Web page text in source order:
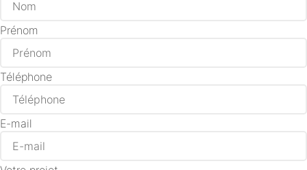
Prénom
Téléphone
E-mail